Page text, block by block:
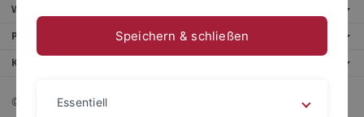
Weitere Angebote
Portale
Kontaktinfo
© 2026 Eberhard Karls Universität Tübingen, Tübingen
Speichern & schließen
Essentiell